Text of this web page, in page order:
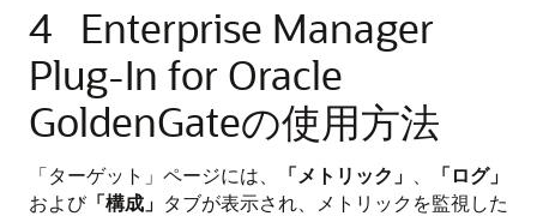
4
Enterprise Manager
Plug-In for Oracle
GoldenGateの使用方法
「ターゲット」ページには、 「メトリック」
「ログ」
および「構成」 タブが表示され、メトリックを監視した